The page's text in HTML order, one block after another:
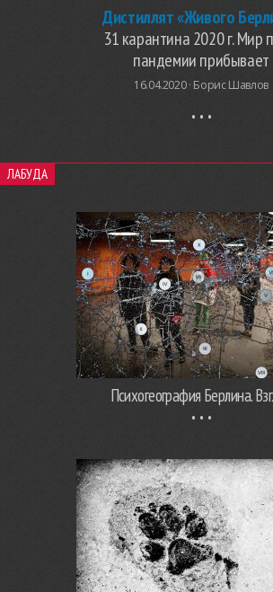
Дистиллят «Живого
31 карантина 2020 г. Мир
пандемии прибывает
16.04.2020 · Борис Шавлов
ЛАБУДА
Психогеография Берлина.